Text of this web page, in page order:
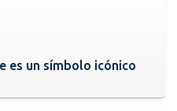
es un símbolo icónico